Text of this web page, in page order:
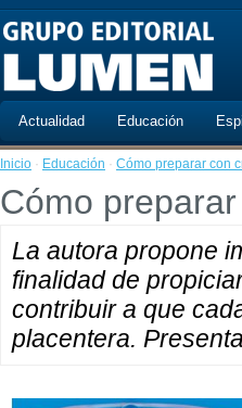
Actualidad Educación
Inicio · Educación · Cómo preparar con
Cómo
La autora propone
finalidad de
contribuir a que
placentera.